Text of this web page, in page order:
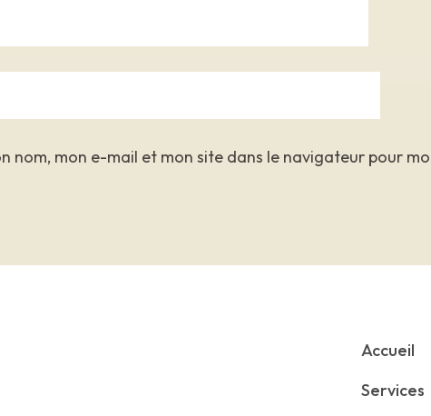
nom, mon e-mail et mon site dans le navigateur pour
Accueil
Services